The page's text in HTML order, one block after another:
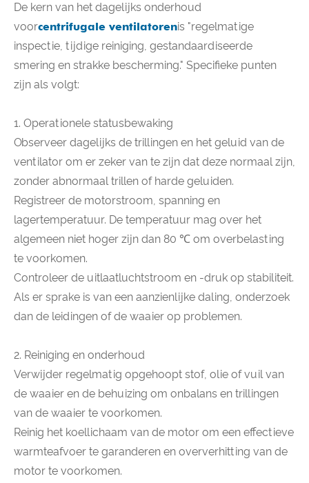
De kern van het dagelijks onderhoud
voorcentrifugale ventilatorenis "regelmatige
inspectie, tijdige reiniging, gestandaardiseerde
smering en strakke bescherming." Specifieke punten
zijn als volgt:
1. Operationele statusbewaking
Observeer dagelijks de trillingen en het geluid van de
ventilator om er zeker van te zijn dat deze normaal zijn,
zonder abnormaal trillen of harde geluiden.
Registreer de motorstroom, spanning en
lagertemperatuur. De temperatuur mag over het
algemeen niet hoger zijn dan 80 ℃ om overbelasting
te voorkomen.
Controleer de uitlaatluchtstroom en -druk op stabiliteit.
Als er sprake is van een aanzienlijke daling, onderzoek
dan de leidingen of de waaier op problemen.
2. Reiniging en onderhoud
Verwijder regelmatig opgehoopt stof, olie of vuil van
de waaier en de behuizing om onbalans en trillingen
van de waaier te voorkomen.
Reinig het koellichaam van de motor om een ​​effectieve
warmteafvoer te garanderen en oververhitting van de
motor te voorkomen.